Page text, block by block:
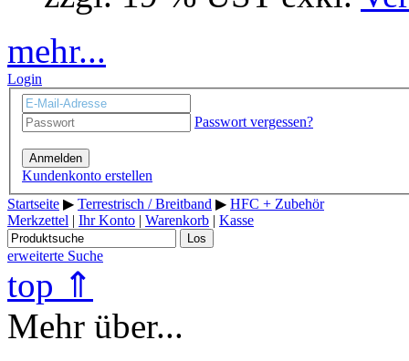
mehr...
Login
Passwort vergessen?
Anmelden
Kundenkonto erstellen
Startseite ▶ Terrestrisch / Breitband ▶ HFC + Zubehör
Merkzettel | Ihr Konto | Warenkorb | Kasse
Los
erweiterte Suche
top ⇑
Mehr über...